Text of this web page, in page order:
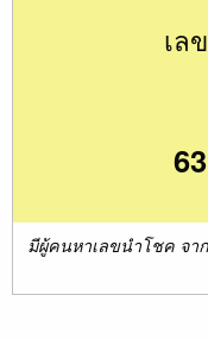
เล
มีผู้คนหาเลขนำโชค จา